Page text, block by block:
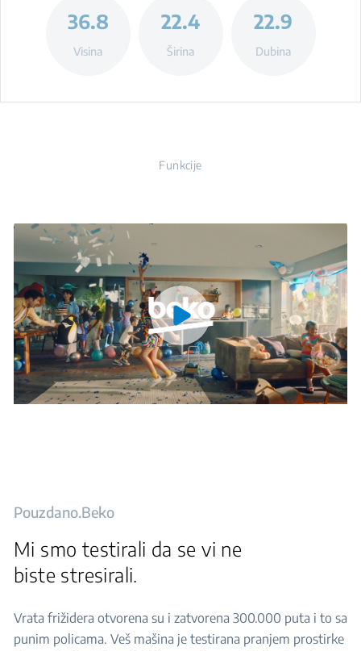
36.8
Visina
22.4
Širina
22.9
Dubina
Funkcije
Pouzdano.Beko
Mi smo testirali da se vi ne
biste stresirali.
Vrata frižidera otvorena su i zatvorena 300.000 puta i to sa
punim policama. Veš mašina je testirana pranjem prostirke